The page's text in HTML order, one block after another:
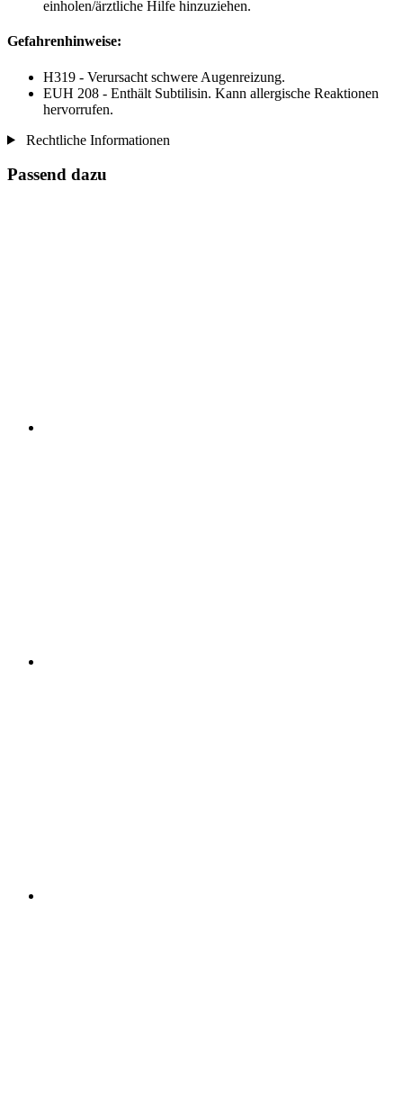
einholen/ärztliche Hilfe hinzuziehen.
Gefahrenhinweise:
H319 - Verursacht schwere Augenreizung.
EUH 208 - Enthält Subtilisin. Kann allergische Reaktionen
hervorrufen.
Rechtliche Informationen
Passend dazu